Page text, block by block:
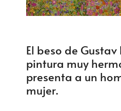
El beso de
pintura muy
presenta a un
mujer.